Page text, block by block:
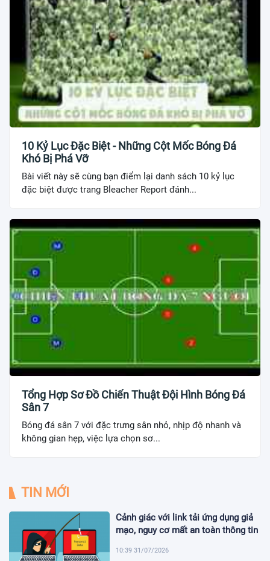
10 Kỷ Lục Đặc Biệt - Những Cột Mốc Bóng Đá
Khó Bị Phá Vỡ
Bài viết này sẽ cùng bạn điểm lại danh sách 10 kỷ lục
đặc biệt được trang Bleacher Report đánh...
Tổng Hợp Sơ Đồ Chiến Thuật Đội Hình Bóng Đá
Sân 7
Bóng đá sân 7 với đặc trưng sân nhỏ, nhịp độ nhanh và
không gian hẹp, việc lựa chọn sơ...
TIN MỚI
Cảnh giác với link tải ứng dụng giả
mạo, nguy cơ mất an toàn thông tin
10:39 31/07/2026